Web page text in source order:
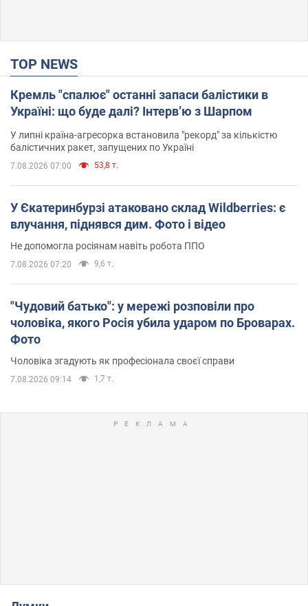
TOP NEWS
Кремль "спалює" останні запаси балістики в
Україні: що буде далі? Інтерв’ю з Шарпом
У липні країна-агресорка встановила "рекорд" за кількістю
балістичних ракет, запущених по Україні
7.08.2026 07:00 53,8 т.
У Єкатеринбурзі атаковано склад Wildberries: є
влучання, піднявся дим. Фото і відео
Не допомогла росіянам навіть робота ППО
7.08.2026 07:20 9,6 т.
"Чудовий батько": у мережі розповіли про
чоловіка, якого Росія убила ударом по Броварах.
Фото
Чоловіка згадують як професіонала своєї справи
7.08.2026 09:14 1,7 т.